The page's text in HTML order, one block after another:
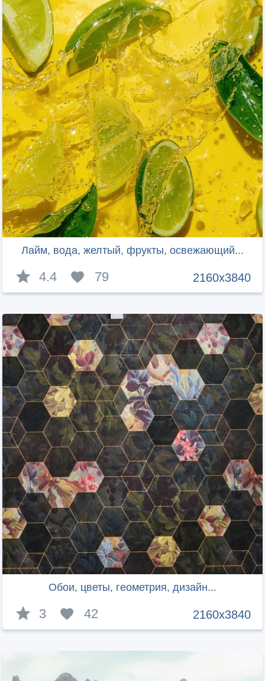
Лайм, вода, желтый, фрукты, освежающий...
2160x3840
4.4 79
Обои, цветы, геометрия, дизайн...
2160x3840
3 42